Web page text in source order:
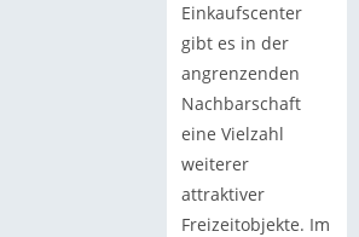
Einkaufscenter
gibt es in der
angrenzenden
Nachbarschaft
eine Vielzahl
weiterer
attraktiver
Freizeitobjekte. Im